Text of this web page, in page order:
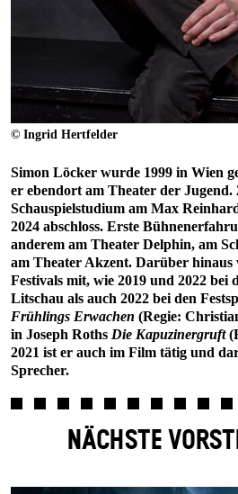
© Ingrid Hertfelder
Simon Löcker wurde 1999 in Wien
er ebendort am Theater der Jugend.
Schauspielstudium am Max
2024 abschloss. Erste
anderem am Theater Delphin, am
am Theater Akzent. Darüber hinaus
Festivals mit, wie 2019 und 2022 bei
Litschau als auch 2022 bei den
Frühlings Erwachen (Regie:
in Joseph Roths Die Kapuzinergruft
2021 ist er auch im Film tätig und
Sprecher.
NÄCHSTE